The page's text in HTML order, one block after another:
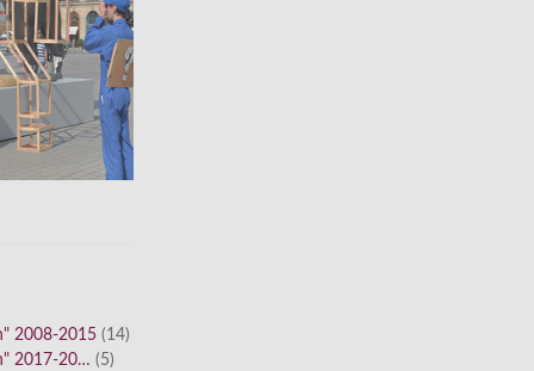
2008-2015 (14)
2017-20… (5)